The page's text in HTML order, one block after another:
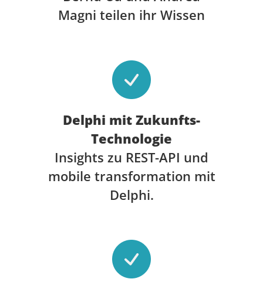
Magni teilen ihr Wissen
Delphi mit Zukunfts-
Technologie
Insights zu REST-API und
mobile transformation mit
Delphi.